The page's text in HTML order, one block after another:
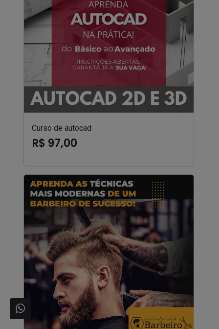
Curso de autocad
R$ 97,00